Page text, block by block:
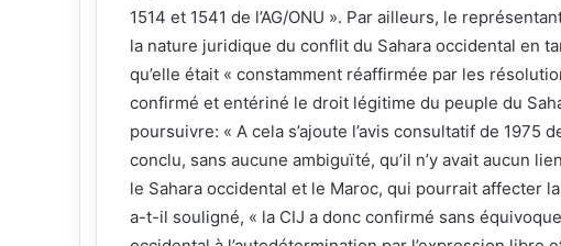
1514 et 1541 de l’AG/ONU ». Par ailleurs, le
la nature juridique du conflit du Sahara occidental en
qu’elle était « constamment réaffirmée par les
confirmé et entériné le droit légitime du peuple du
poursuivre: « A cela s’ajoute l’avis consultatif de 1975
conclu, sans aucune ambiguïté, qu’il n’y avait aucun
le Sahara occidental et le Maroc, qui pourrait affecter
a-t-il souligné, « la CIJ a donc confirmé sans